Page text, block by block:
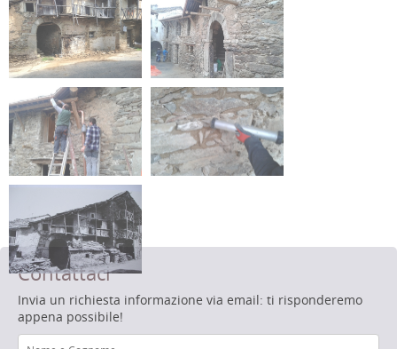
Contattaci
Invia un richiesta informazione via email: ti risponderemo
appena possibile!